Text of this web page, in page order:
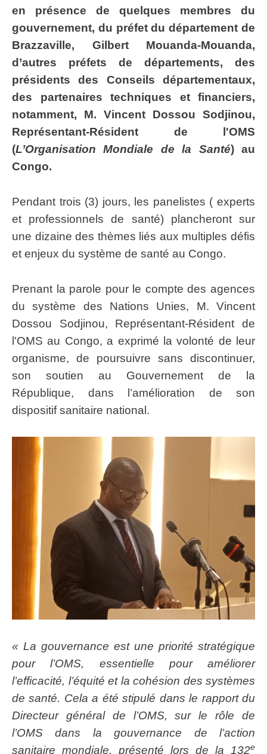
en présence de quelques membres du
gouvernement, du préfet du département de
Brazzaville, Gilbert Mouanda-Mouanda,
d’autres préfets de départements, des
présidents des Conseils départementaux,
des partenaires techniques et financiers,
notamment, M. Vincent Dossou Sodjinou,
Représentant-Résident de l'OMS
(L’Organisation Mondiale de la Santé) au
Congo.
Pendant trois (3) jours, les panelistes ( experts
et professionnels de santé) plancheront sur
une dizaine des thèmes liés aux multiples défis
et enjeux du système de santé au Congo.
Prenant la parole pour le compte des agences
du système des Nations Unies, M. Vincent
Dossou Sodjinou, Représentant-Résident de
l'OMS au Congo, a exprimé la volonté de leur
organisme, de poursuivre sans discontinuer,
son soutien au Gouvernement de la
République, dans l’amélioration de son
dispositif sanitaire national.
« La gouvernance est une priorité stratégique
pour l’OMS, essentielle pour améliorer
l’efficacité, l’équité et la cohésion des systèmes
de santé. Cela a été stipulé dans le rapport du
Directeur général de l’OMS, sur le rôle de
l’OMS dans la gouvernance de l’action
sanitaire mondiale, présenté lors de la 132e